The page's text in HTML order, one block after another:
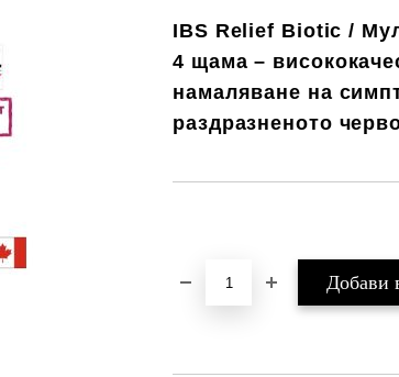
IBS Relief Biotic /
4 щама –
намаляване на
раздразненото